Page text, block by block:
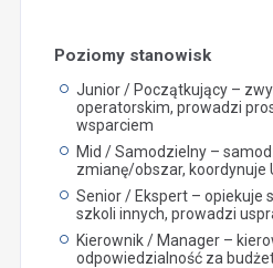
Poziomy stanowisk
Junior / Początkujący –
operatorskim, prowadzi
wsparciem
Mid / Samodzielny –
zmianę/obszar, koordynuje
Senior / Ekspert – opiekuje
szkoli innych, prowadzi
Kierownik / Manager –
odpowiedzialność za